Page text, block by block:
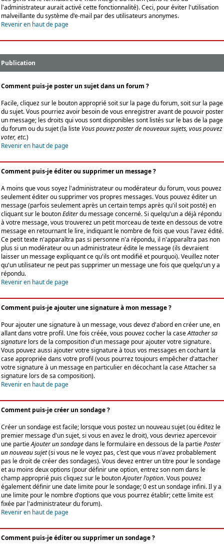
l'administrateur aurait activé cette fonctionnalité). Ceci, pour éviter l'utilisation
malveillante du système d'e-mail par des utilisateurs anonymes.
Revenir en haut de page
Publication
Comment puis-je poster un sujet dans un forum ?
Facile, cliquez sur le bouton approprié soit sur la page du forum, soit sur la page
du sujet. Vous pourriez avoir besoin de vous enregistrer avant de pouvoir poster
un message; les droits qui vous sont disponibles sont listés sur le bas de la page
du forum ou du sujet (la liste Vous pouvez poster de nouveaux sujets, vous pouvez
voter, etc.)
Revenir en haut de page
Comment puis-je éditer ou supprimer un message ?
A moins que vous soyez l'administrateur ou modérateur du forum, vous pouvez
seulement éditer ou supprimer vos propres messages. Vous pouvez éditer un
message (parfois seulement après un certain temps après qu'il soit posté) en
cliquant sur le boutonEditerdu message concerné. Si quelqu'un a déjà répondu
à votre message, vous trouverez un petit morceau de texte en dessous de votre
message en retournant le lire, indiquant le nombre de fois que vous l'avez édité.
Ce petit texte n'apparaîtra pas si personne n'a répondu, il n'apparaîtra pas non
plus si un modérateur ou un administrateur édite le message (ils devraient
laisser un message expliquant ce qu'ils ont modifié et pourquoi). Veuillez noter
qu'un utilisateur ne peut pas supprimer un message une fois que quelqu'un y a
répondu.
Revenir en haut de page
Comment puis-je ajouter une signature à mon message ?
Pour ajouter une signature à un message, vous devez d'abord en créer une, en
allant dans votre profil. Une fois créée, vous pouvez cocher la caseAttacher sa
signature lors de la composition d'un message pour ajouter votre signature.
Vous pouvez aussi ajouter votre signature à tous vos messages en cochant la
case appropriée dans votre profil (vous pourrez toujours empêcher d'attacher
votre signature à un message en particulier en décochant la case Attacher sa
signature lors de sa composition).
Revenir en haut de page
Comment puis-je créer un sondage ?
Créer un sondage est facile; lorsque vous postez un nouveau sujet (ou éditez le
premier message d'un sujet, si vous en avez le droit), vous devriez apercevoir
une partieAjouter un sondagedans le formulaire en dessous de la partiePoster
un nouveau sujet(si vous ne le voyez pas, c'est que vous n'avez probablement
pas le droit de créer des sondages). Vous devez entrer un titre pour le sondage
et au moins deux options (pour définir une option, entrez son nom dans le
champ approprié puis cliquez sur le boutonAjouter l'option. Vous pouvez
également définir une date limite pour le sondage; 0 est un sondage infini. Il y a
une limite pour le nombre d'options que vous pourrez établir; cette limite est
fixée par l'administrateur du forum).
Revenir en haut de page
Comment puis-je éditer ou supprimer un sondage ?